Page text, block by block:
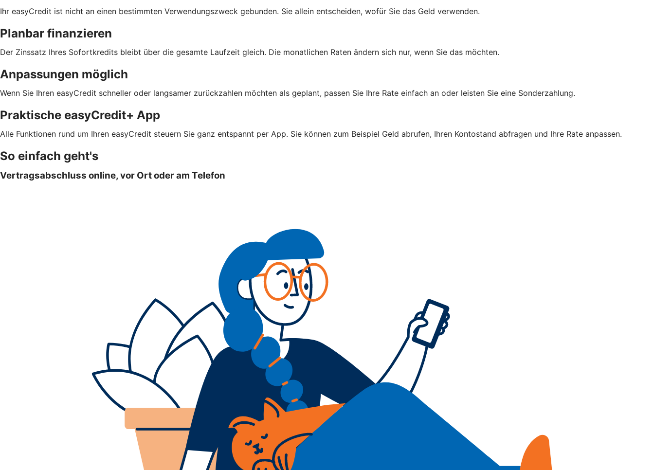
Ihr easyCredit ist nicht an einen bestimmten Verwendungszweck gebunden. Sie allein entscheiden, wofür Sie das Geld verwenden.
Planbar finanzieren
Der Zinssatz Ihres Sofortkredits bleibt über die gesamte Laufzeit gleich. Die monatlichen Raten ändern sich nur, wenn Sie das möchten.
Anpassungen möglich
Wenn Sie Ihren easyCredit schneller oder langsamer zurückzahlen möchten als geplant, passen Sie Ihre Rate einfach an oder leisten Sie eine Sonderzahlung.
Praktische easyCredit+ App
Alle Funktionen rund um Ihren easyCredit steuern Sie ganz entspannt per App. Sie können zum Beispiel Geld abrufen, Ihren Kontostand abfragen und Ihre Rate anpassen.
So einfach geht's
Vertragsabschluss online, vor Ort oder am Telefon